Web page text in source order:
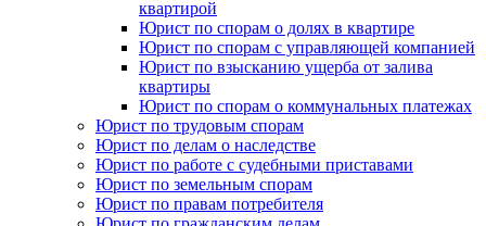
квартирой
Юрист по спорам о долях в квартире
Юрист по спорам с управляющей компанией
Юрист по взысканию ущерба от залива
квартиры
Юрист по спорам о коммунальных платежах
Юрист по трудовым спорам
Юрист по делам о наследстве
Юрист по работе с судебными приставами
Юрист по земельным спорам
Юрист по правам потребителя